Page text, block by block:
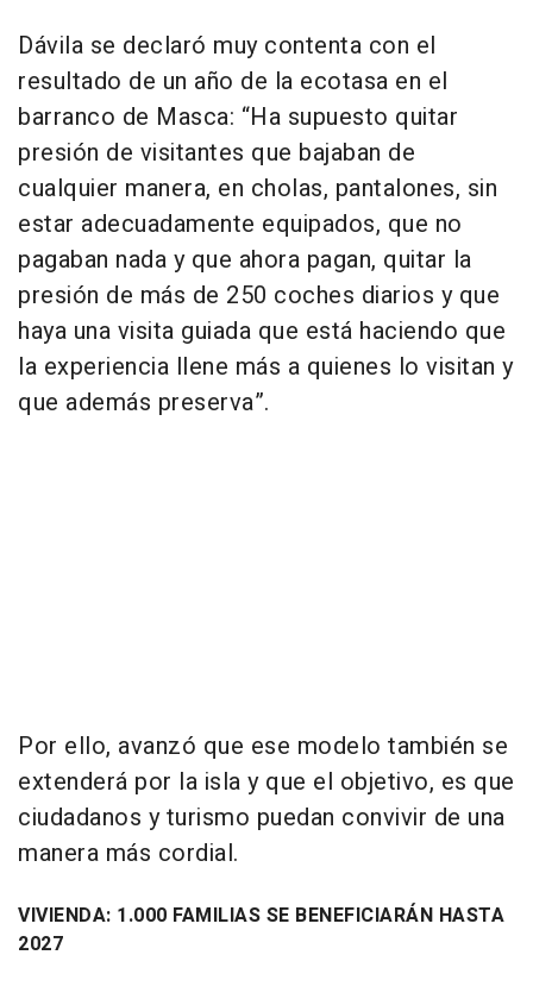
Dávila se declaró muy contenta con el
resultado de un año de la ecotasa en el
barranco de Masca: “Ha supuesto quitar
presión de visitantes que bajaban de
cualquier manera, en cholas, pantalones, sin
estar adecuadamente equipados, que no
pagaban nada y que ahora pagan, quitar la
presión de más de 250 coches diarios y que
haya una visita guiada que está haciendo que
la experiencia llene más a quienes lo visitan y
que además preserva”.
Por ello, avanzó que ese modelo también se
extenderá por la isla y que el objetivo, es que
ciudadanos y turismo puedan convivir de una
manera más cordial.
VIVIENDA: 1.000 FAMILIAS SE BENEFICIARÁN HASTA
2027